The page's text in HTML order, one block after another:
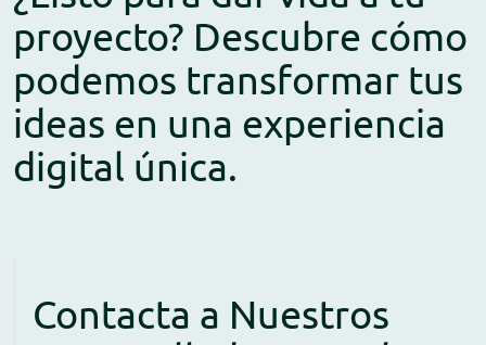
proyecto? Descubre cómo
podemos transformar tus
ideas en una experiencia
digital única.
Contacta a Nuestros